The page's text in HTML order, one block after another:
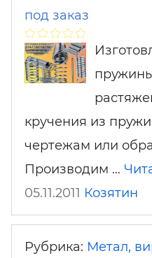
под заказ
кручения из
чертежам или
Производим …
05.11.2011 Козятин
Рубрика: Метал,